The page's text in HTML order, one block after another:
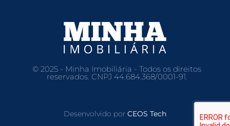
© 2025 - Minha Imobiliária - Todos os direitos
reservados. CNPJ 44.684.368/0001-91.
Desenvolvido por CEOS Tech